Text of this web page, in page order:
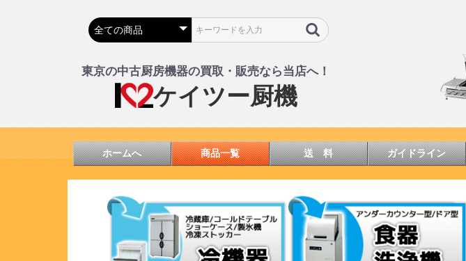
東京の中古厨房機器の買取・販売なら当店へ！
ケイツー厨機
ホームへ 商品一覧 送 料 ガイドライン